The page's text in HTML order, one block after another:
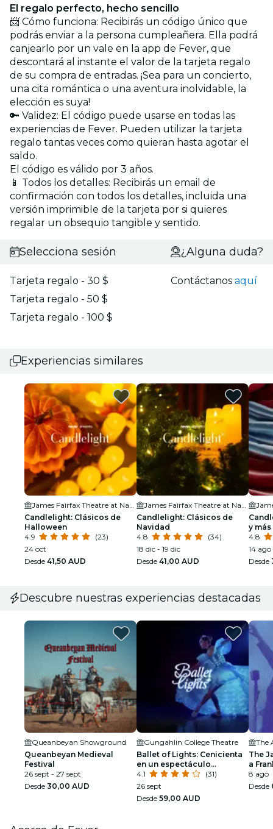
El regalo perfecto, hecho sencillo
📨 Cómo funciona: Recibirás un código único que
podrás enviar a la persona cumpleañera. Ella podrá
canjearlo por un vale en la app de Fever, que
descontará al instante el valor de la tarjeta regalo
de su compra de entradas. ¡Sea para un concierto,
una cita romántica o una aventura inolvidable, la
elección es suya!
🔑 Validez: El código puede usarse en todas las
experiencias de Fever. Pueden utilizar la tarjeta
regalo tantas veces como quieran hasta agotar el
saldo.
El código es válido por 3 años.
📱 Todos los detalles: Recibirás un email de
confirmación con todos los detalles, incluida una
versión imprimible de la tarjeta por si quieres
regalar un obsequio tangible y sentido.
Selecciona sesión
Tarjeta regalo - 30 $
Tarjeta regalo - 50 $
Tarjeta regalo - 100 $
¿Alguna duda?
Contáctanosaquí
Experiencias similares
Candlelight: Clásicos de
Halloween
4.9
(23)
24 oct
Desde 41,50 AUD
Candlelight: Clásicos de
Navidad
4.8
(34)
18 dic - 19 dic
Desde 41,00 AUD
y más
4.8
14
Desde
Descubre nuestras experiencias destacadas
Queanbeyan Showground
Queanbeyan Medieval
Festival
26 sept - 27 sept
Desde 30,00 AUD
Gungahlin College Theatre
Ballet of Lights: Cenicienta
en un espectáculo
deslumbrante
4.1
(31)
26 sept
Desde 59,00 AUD
The
The
a
8 ago
Desde